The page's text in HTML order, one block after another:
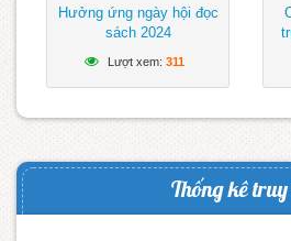
Hưởng ứng ngày hội đọc
sách 2024
Lượt xem: 311
Thống kê